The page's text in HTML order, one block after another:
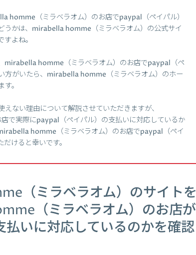
homme（ミラベラオム）のお店でpaypal（ペイパル）
うかは、mirabella homme（ミラベラオム）の公式サイ
よね。
mirabella homme（ミラベラオム）のお店でpaypal（ペ
方がいたら、mirabella homme（ミラベラオム）のホー
。
ない理由について解説させていただきますが、
で実際にpaypal（ペイパル）の支払いに対応しているか
homme（ミラベラオム）のお店でpaypal（ペイ
けると幸いです。
（ミラベラオム）のサイトを
（ミラベラオム）のお店が
いに対応しているのかを確認